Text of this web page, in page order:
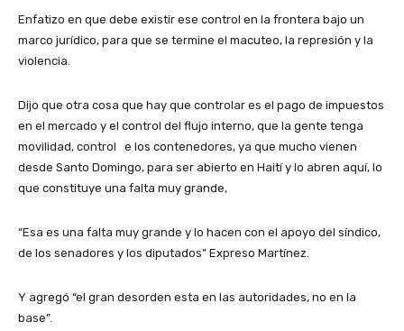
Enfatizo en que debe existir ese control en la frontera bajo un
marco jurídico, para que se termine el macuteo, la represión y la
violencia.
Dijo que otra cosa que hay que controlar es el pago de impuestos
en el mercado y el control del flujo interno, que la gente tenga
movilidad, control e los contenedores, ya que mucho vienen
desde Santo Domingo, para ser abierto en Haití y lo abren aquí, lo
que constituye una falta muy grande,
“Esa es una falta muy grande y lo hacen con el apoyo del síndico,
de los senadores y los diputados” Expreso Martínez.
Y agregó “el gran desorden esta en las autoridades, no en la
base”.